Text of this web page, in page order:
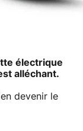
électrique
alléchant.
devenir le